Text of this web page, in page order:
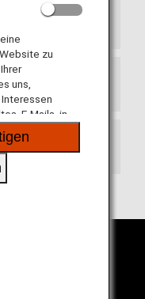
zu
uns,
E-Mails, in